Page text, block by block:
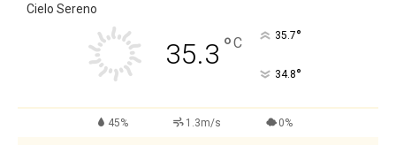
Cielo Sereno
35.3 °C 35.7°
34.8°
45% 1.3m/s 0%